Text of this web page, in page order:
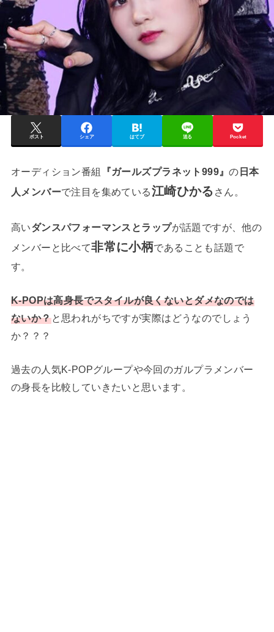
ポスト シェア はてブ 送る Pocket
オーディション番組 『ガールズプラネット999』の 日本
人メンバーで注目を集めている江崎ひかる さん。
高いダンスパフォーマンスとラップが話題ですが、他の
メンバーと比べて非常に小柄であることも話題で
す。
K-POPは高身長でスタイルが良くないとダメなのでは
ないか？と思われがちですが実際はどうなのでしょう
か？？？
過去の人気K-POPグループや今回のガルプラメンバー
の身長を比較していきたいと思います。